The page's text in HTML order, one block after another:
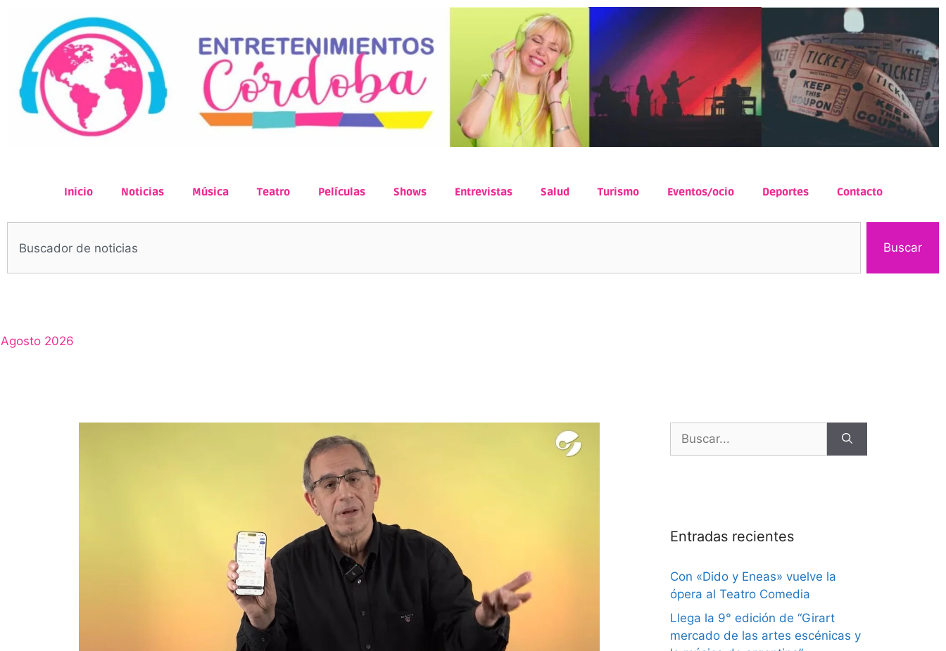
Inicio Noticias Música Teatro Películas Shows Entrevistas Salud Turismo Eventos/ocio Deportes Contacto
Buscar
Agosto 2026
Entradas recientes
Con «Dido y Eneas» vuelve la
ópera al Teatro Comedia
Llega la 9° edición de “Girart
mercado de las artes escénicas y